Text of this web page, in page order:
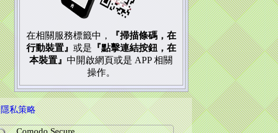
在相關服務標籤中，
『掃描條碼，在
行動裝置』 或是 『點擊連結按鈕，在
本裝置』 中開啟網頁或是 APP 相關
操作。
隱私策略